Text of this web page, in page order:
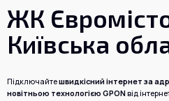
ЖК
Київська
Підключайтешвидкісний інтернет за
новітньою технологією GPONвід